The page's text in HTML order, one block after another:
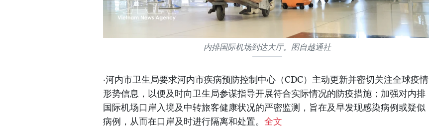
内排国际机场到达大厅。图自越通社
·河内市卫生局要求河内市疾病预防控制中心（CDC）主动更新并密切关注全球疫情
形势信息，以便及时向卫生局参谋指导开展符合实际情况的防疫措施；加强对内排
国际机场口岸入境及中转旅客健康状况的严密监测，旨在及早发现感染病例或疑似
病例，从而在口岸及时进行隔离和处置。 全文